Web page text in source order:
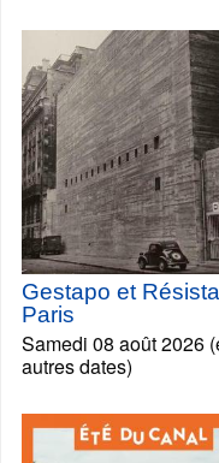
Gestapo et
Paris
Samedi 08 août 2026
autres dates)